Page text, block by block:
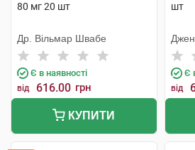
80 мг 20 шт
Др. Вільмар Швабе
Є в наявності
від 616.00 грн
КУПИТИ
шт
Є
від